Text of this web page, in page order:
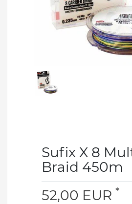
Sufix X 8
Braid 450m
52,00 EUR *